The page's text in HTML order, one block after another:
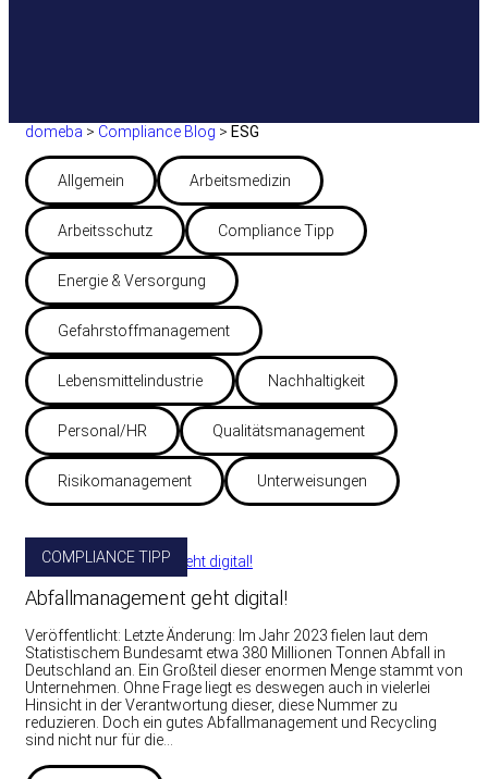
domeba > Compliance Blog > ESG
Allgemein Arbeitsmedizin
Arbeitsschutz Compliance Tipp
Energie & Versorgung
Gefahrstoffmanagement
Lebensmittelindustrie Nachhaltigkeit
Personal/HR Qualitätsmanagement
Risikomanagement Unterweisungen
COMPLIANCE TIPP
Abfallmanagement geht digital!
Veröffentlicht: Letzte Änderung: Im Jahr 2023 fielen laut dem
Statistischem Bundesamt etwa 380 Millionen Tonnen Abfall in
Deutschland an. Ein Großteil dieser enormen Menge stammt von
Unternehmen. Ohne Frage liegt es deswegen auch in vielerlei
Hinsicht in der Verantwortung dieser, diese Nummer zu
reduzieren. Doch ein gutes Abfallmanagement und Recycling
sind nicht nur für die…